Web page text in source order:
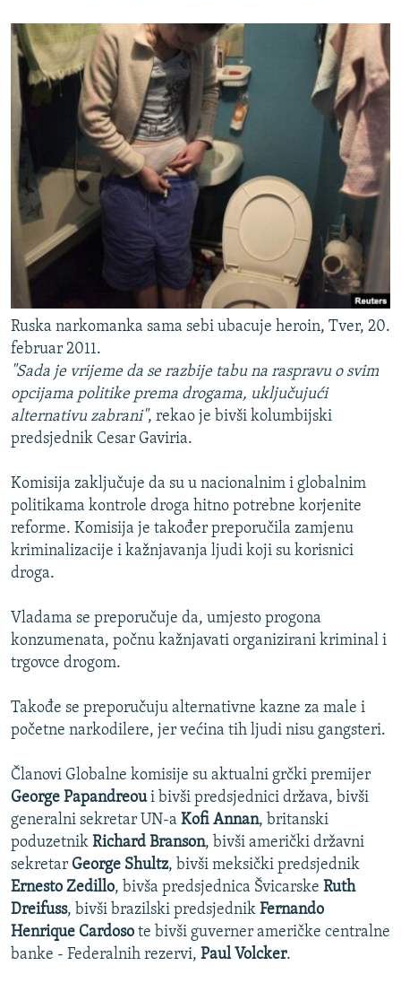
Ruska narkomanka sama sebi ubacuje heroin, Tver, 20.
februar 2011.
"Sada je vrijeme da se razbije tabu na raspravu o svim
opcijama politike prema drogama, uključujući
alternativu zabrani", rekao je bivši kolumbijski
predsjednik Cesar Gaviria.
Komisija zaključuje da su u nacionalnim i globalnim
politikama kontrole droga hitno potrebne korjenite
reforme. Komisija je također preporučila zamjenu
kriminalizacije i kažnjavanja ljudi koji su korisnici
droga.
Vladama se preporučuje da, umjesto progona
konzumenata, počnu kažnjavati organizirani kriminal i
trgovce drogom.
Takođe se preporučuju alternativne kazne za male i
početne narkodilere, jer većina tih ljudi nisu gangsteri.
Članovi Globalne komisije su aktualni grčki premijer
George Papandreoui bivši predsjednici država, bivši
generalni sekretar UN-a Kofi Annan, britanski
poduzetnik Richard Branson, bivši američki državni
sekretar George Shultz, bivši meksički predsjednik
Ernesto Zedillo, bivša predsjednica Švicarske Ruth
Dreifuss, bivši brazilski predsjednik Fernando
Henrique Cardoso te bivši guverner američke centralne
banke - Federalnih rezervi, Paul Volcker.